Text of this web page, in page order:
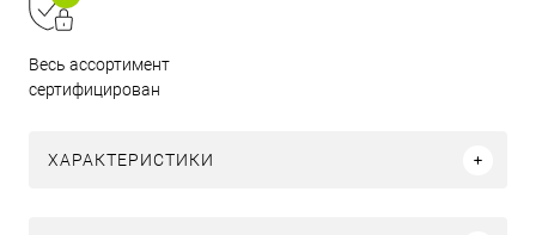
Весь ассортимент
сертифицирован
ХАРАКТЕРИСТИКИ